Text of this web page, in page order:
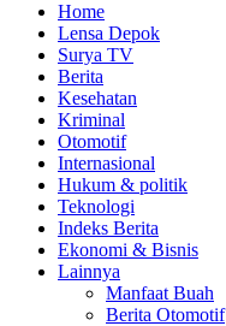
Home
Lensa Depok
Surya TV
Berita
Kesehatan
Kriminal
Otomotif
Internasional
Hukum & politik
Teknologi
Indeks Berita
Ekonomi & Bisnis
Lainnya
Manfaat Buah
Berita Otomotif